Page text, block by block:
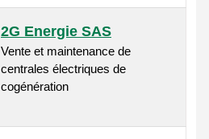
2G Energie SAS
Vente et maintenance de
centrales électriques de
cogénération